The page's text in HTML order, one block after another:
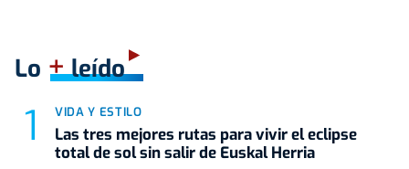
Lo +leído
VIDA Y ESTILO
Las tres mejores rutas para vivir el eclipse
total de sol sin salir de Euskal Herria